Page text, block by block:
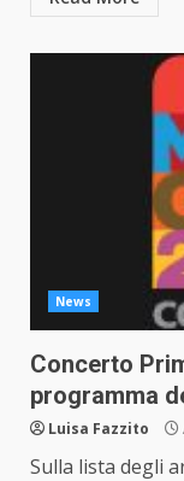
News
Concerto
programma
Luisa Fazzito
Sulla lista degli